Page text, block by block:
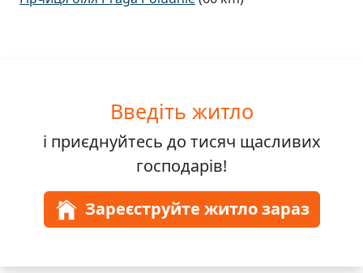
Введіть житло
і приєднуйтесь до тисяч щасливих
господарів!
Зареєструйте житло зараз